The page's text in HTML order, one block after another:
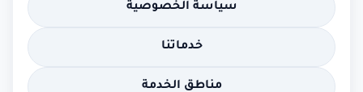
سياسة الخصوصية
خدماتنا
مناطق الخدمة